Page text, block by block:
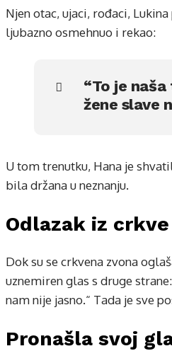
Njen otac, ujaci, rođaci,
ljubazno osmehnuo i rekao:
“To je
žene slave
U tom trenutku, Hana je
bila držana u neznanju.
Odlazak iz crkve
Dok su se crkvena zvona
uznemiren glas s druge
nam nije jasno.“ Tada je sve
Pronašla svoj